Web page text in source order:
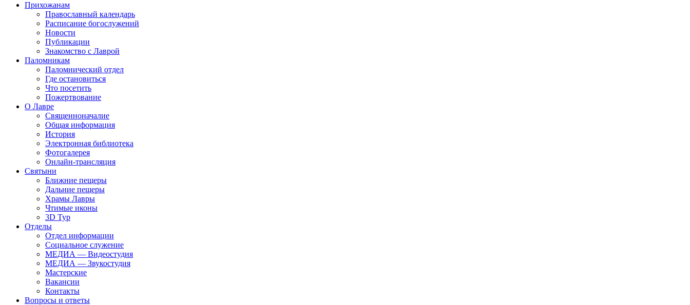
Прихожанам
Православный календарь
Расписание богослужений
Новости
Публикации
Знакомство с Лаврой
Паломникам
Паломнический отдел
Где остановиться
Что посетить
Пожертвование
О Лавре
Священноначалие
Общая информация
История
Электронная библиотека
Фотогалерея
Онлайн-трансляция
Святыни
Ближние пещеры
Дальние пещеры
Храмы Лавры
Чтимые иконы
3D Тур
Отделы
Отдел информации
Социальное служение
МЕДИА — Видеостудия
МЕДИА — Звукостудия
Мастерские
Вакансии
Контакты
Вопросы и ответы